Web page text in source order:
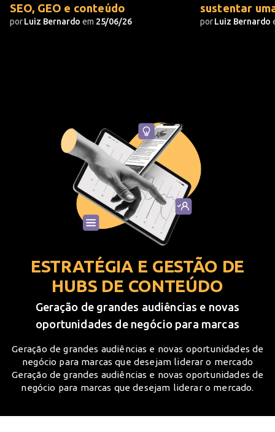
SEO, GEO e conteúdo
porLuiz Bernardo em 25/06/26
sustentar
porLuiz Bernardo
ESTRATÉGIA E GESTÃO DE
HUBS DE CONTEÚDO
Geração de grandes audiências e novas
oportunidades de negócio para marcas
Geração de grandes audiências e novas oportunidades de
negócio para marcas que desejam liderar o mercado
Geração de grandes audiências e novas oportunidades de
negócio para marcas que desejam liderar o mercado.